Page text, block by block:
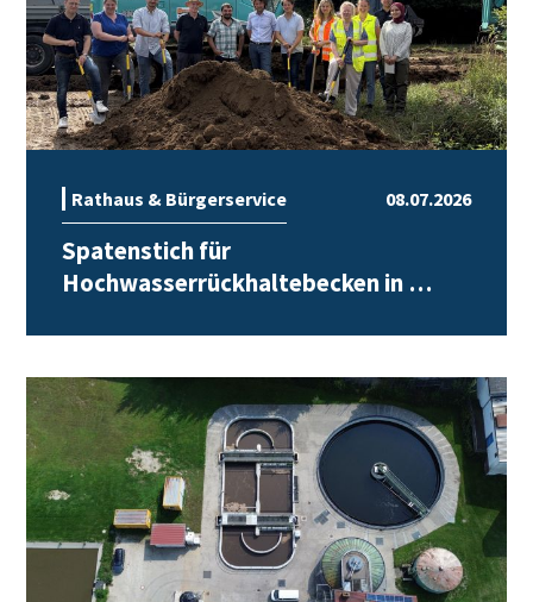
08.07.2026
Rathaus & Bürgerservice
Spatenstich für
Hochwasserrückhaltebecken in …